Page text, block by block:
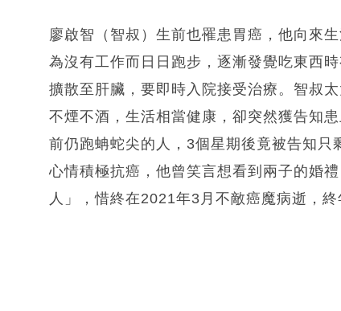
廖啟智（智叔）生前也罹患胃癌，他向來
為沒有工作而日日跑步，逐漸發覺吃東西
擴散至肝臟，要即時入院接受治療。智叔
不煙不酒，生活相當健康，卻突然獲告知
前仍跑蚺蛇尖的人，3個星期後竟被告知
心情積極抗癌，他曾笑言想看到兩子的婚
人」，惜終在2021年3月不敵癌魔病逝，終